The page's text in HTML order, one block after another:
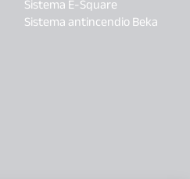
Sistema E-Square
Sistema antincendio Beka